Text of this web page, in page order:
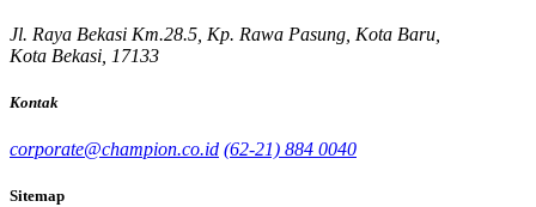
Jl. Raya Bekasi Km.28.5, Kp. Rawa Pasung, Kota Baru,
Kota Bekasi, 17133
Kontak
corporate@champion.co.id (62-21) 884 0040
Sitemap